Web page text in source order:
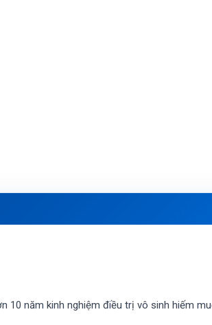
năm kinh nghiệm điều trị vô sinh hiếm